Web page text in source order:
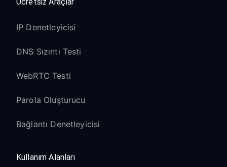
Dolby Vision desteği VPN ile korunur
çalışır
Roku Express/Express 4K+:
Roku OS 10 ve sonrasıyla uyumludur
1080p/4K streaming VPN ile sorunsuz
Standart Roku kumanda işlevselliği
Kompakt tasarımı, VPN ile seyahat için
IP Denetleyicisi
DNS Sızıntı Testi
WebRTC Testi
Parola Oluşturucu
Bağlantı Denetleyicisi
Kullanım Alanları